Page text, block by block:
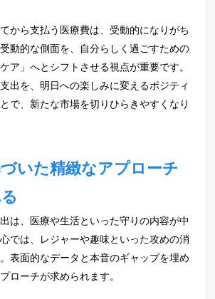
から支払う医療費は、受動的になりがち
動的な側面を、自分らしく過ごすための
ア」へとシフトさせる視点が重要です。
出を、明日への楽しみに変えるポジティ
で、新たな市場を切りひらきやすくなり
いた精緻なアプローチ
は、医療や生活といった守りの内容が中
では、レジャーや趣味といった攻めの消
表面的なデータと本音のギャップを埋め
ローチが求められます。